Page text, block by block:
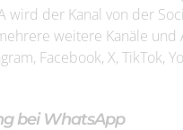
wird der Kanal von der
weitere Kanäle und
Facebook, X, TikTok,
bei WhatsApp